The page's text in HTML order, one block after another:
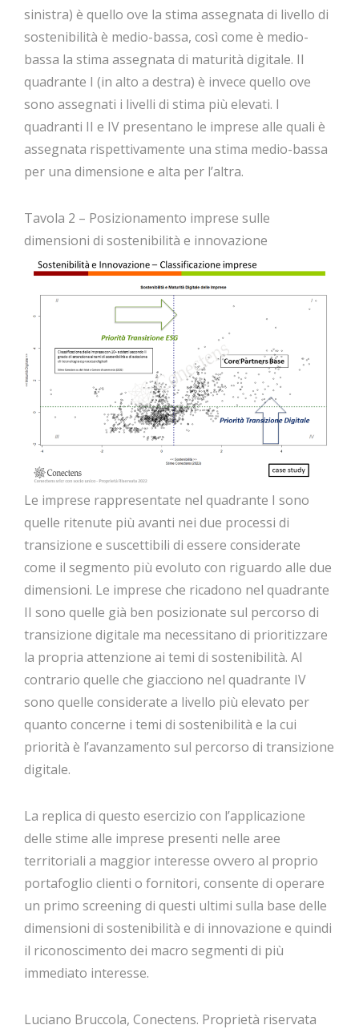
sinistra) è quello ove la stima assegnata di livello di
sostenibilità è medio-bassa, così come è medio-
bassa la stima assegnata di maturità digitale. Il
quadrante I (in alto a destra) è invece quello ove
sono assegnati i livelli di stima più elevati. I
quadranti II e IV presentano le imprese alle quali è
assegnata rispettivamente una stima medio-bassa
per una dimensione e alta per l’altra.
Tavola 2 – Posizionamento imprese sulle
dimensioni di sostenibilità e innovazione
Le imprese rappresentate nel quadrante I sono
quelle ritenute più avanti nei due processi di
transizione e suscettibili di essere considerate
come il segmento più evoluto con riguardo alle due
dimensioni. Le imprese che ricadono nel quadrante
II sono quelle già ben posizionate sul percorso di
transizione digitale ma necessitano di prioritizzare
la propria attenzione ai temi di sostenibilità. Al
contrario quelle che giacciono nel quadrante IV
sono quelle considerate a livello più elevato per
quanto concerne i temi di sostenibilità e la cui
priorità è l’avanzamento sul percorso di transizione
digitale.
La replica di questo esercizio con l’applicazione
delle stime alle imprese presenti nelle aree
territoriali a maggior interesse ovvero al proprio
portafoglio clienti o fornitori, consente di operare
un primo screening di questi ultimi sulla base delle
dimensioni di sostenibilità e di innovazione e quindi
il riconoscimento dei macro segmenti di più
immediato interesse.
Luciano Bruccola, Conectens. Proprietà riservata